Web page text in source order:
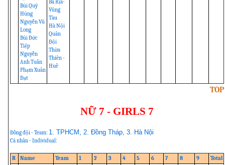
Bùi Quý
Hùng
Nguyễn Vũ
Long
Bùi Đức
Tiệp
Nguyễn
Anh Tuấn
Phạm Xuân
Đạt
Bà Rịa-
Vũng
Tàu
Hà Nội
Quân
Đội
Thừa
Thiên -
Huế
TOP
NỮ 7 - GIRLS 7
Đồng đội - Team: 1. TPHCM, 2. Đồng Tháp, 3. Hà Nội
Cá nhân - Individual:
R Name Team 1 2 3 4 5 6 7 8 9 Total